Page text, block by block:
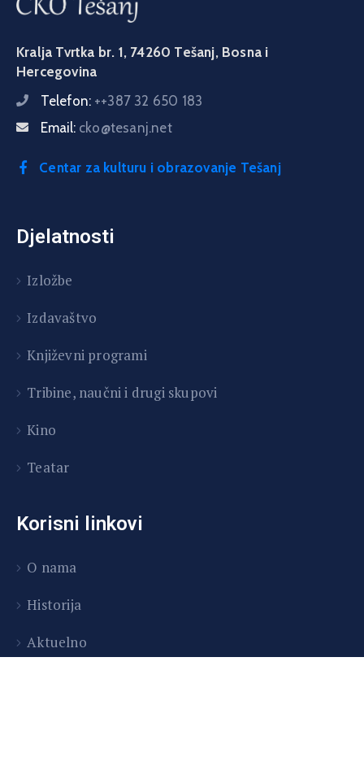
Kralja Tvrtka br. 1, 74260 Tešanj, Bosna i
Hercegovina
Telefon: ++387 32 650 183
Email: cko@tesanj.net
Centar za kulturu i obrazovanje Tešanj
Djelatnosti
Izložbe
Izdavaštvo
Književni programi
Tribine, naučni i drugi skupovi
Kino
Teatar
Korisni linkovi
O nama
Historija
Aktuelno